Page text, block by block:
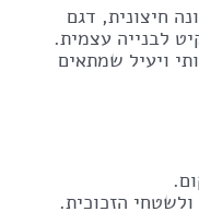
חיצונית, דגם
לבנייה עצמית.
ויעיל שמתאים
הזכוכית.